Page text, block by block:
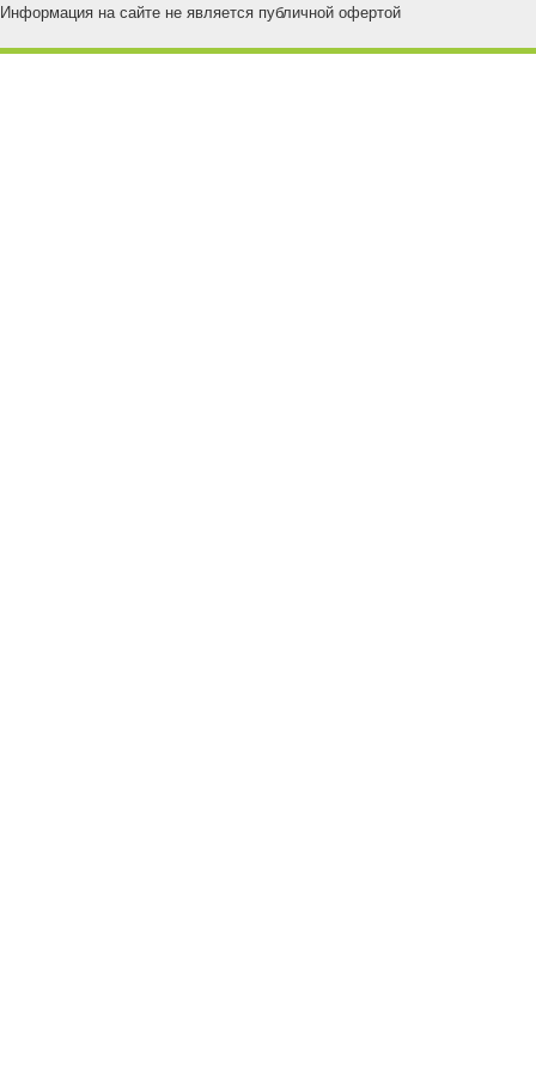
Информация на сайте не является публичной офертой